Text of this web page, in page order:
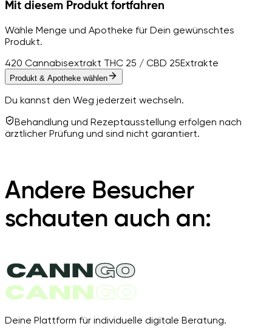
Mit diesem Produkt fortfahren
Wähle Menge und Apotheke für Dein gewünschtes
Produkt.
420 Cannabisextrakt THC 25 / CBD 25Extrakte
Produkt & Apotheke wählen
Du kannst den Weg jederzeit wechseln.
Behandlung und Rezeptausstellung erfolgen nach
ärztlicher Prüfung und sind nicht garantiert.
Andere Besucher
schauten auch an:
Deine Plattform für individuelle digitale Beratung.